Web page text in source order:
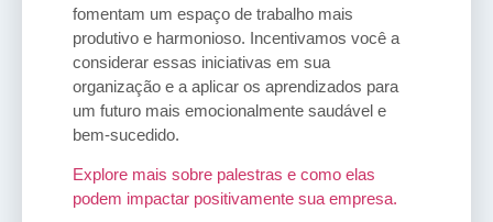
fomentam um espaço de trabalho mais
produtivo e harmonioso. Incentivamos você a
considerar essas iniciativas em sua
organização e a aplicar os aprendizados para
um futuro mais emocionalmente saudável e
bem-sucedido.
Explore mais sobre palestras e como elas
podem impactar positivamente sua empresa.